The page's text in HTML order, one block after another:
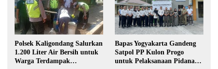
Polsek Kaligondang Salurkan
1.200 Liter Air Bersih untuk
Warga Terdampak
Bapas Yogyakarta Gandeng
Satpol PP Kulon Progo
untuk Pelaksanaan Pidana